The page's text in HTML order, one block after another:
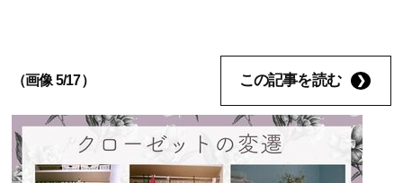
（画像 5/17） この記事を読む